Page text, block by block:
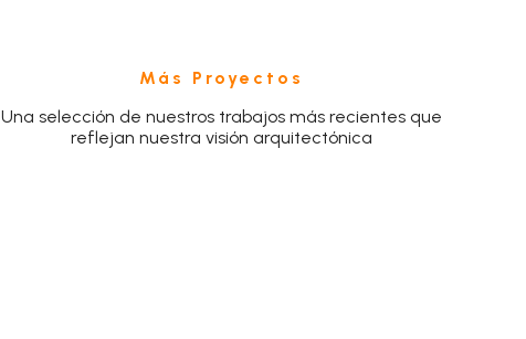
Más Proyectos
Una selección de nuestros trabajos más recientes que
reflejan nuestra visión arquitectónica